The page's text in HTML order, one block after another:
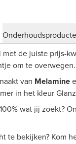
de juiste prijs-
om te overwegen.
van Melamine
in het kleur
wat jij zoekt?
te bekijken? Kom